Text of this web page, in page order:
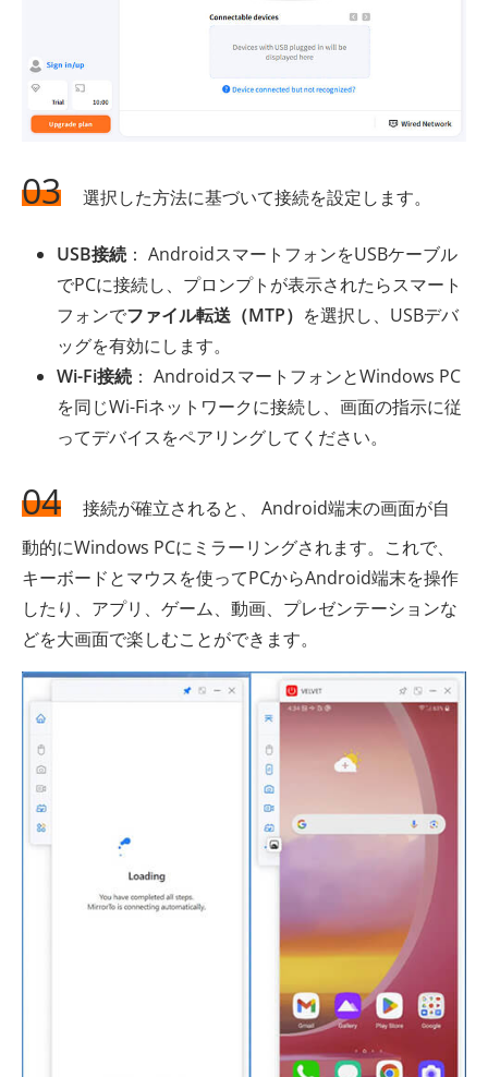
03 選択した方法に基づいて接続を設定します。
USB接続 ： AndroidスマートフォンをUSBケーブル
でPCに接続し、プロンプトが表示されたらスマート
フォンでファイル転送（MTP） を選択し、USBデバ
ッグを有効にします。
Wi-Fi接続 ： AndroidスマートフォンとWindows PC
を同じWi-Fiネットワークに接続し、画面の指示に従
ってデバイスをペアリングしてください。
04
接続が確立されると、 Android端末の画面が自
動的にWindows PCにミラーリングされます。これで、
キーボードとマウスを使ってPCからAndroid端末を操作
したり、アプリ、ゲーム、動画、プレゼンテーションな
どを大画面で楽しむことができます。